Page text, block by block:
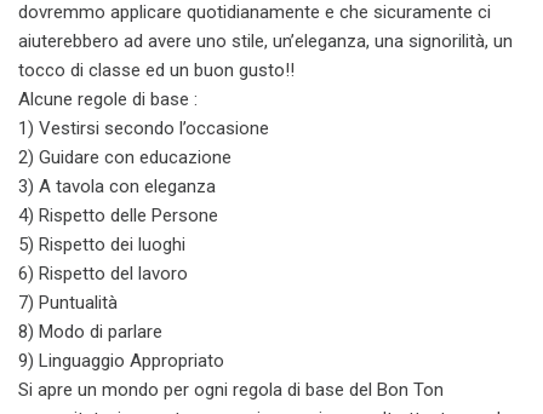
dovremmo applicare quotidianamente e che sicuramente ci
aiuterebbero ad avere uno stile, un’eleganza, una signorilità, un
tocco di classe ed un buon gusto!!
Alcune regole di base :
1) Vestirsi secondo l’occasione
2) Guidare con educazione
3) A tavola con eleganza
4) Rispetto delle Persone
5) Rispetto dei luoghi
6) Rispetto del lavoro
7) Puntualità
8) Modo di parlare
9) Linguaggio Appropriato
Si apre un mondo per ogni regola di base del Bon Ton